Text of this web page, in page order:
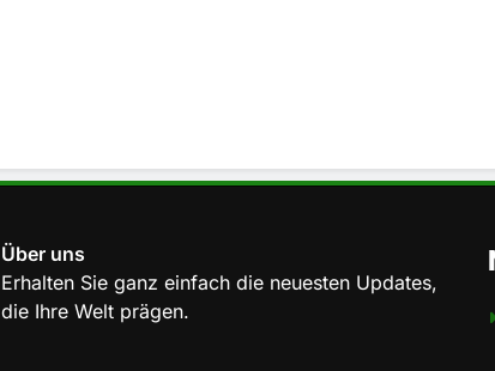
Über uns
Erhalten Sie ganz einfach die neuesten Updates,
die Ihre Welt prägen.